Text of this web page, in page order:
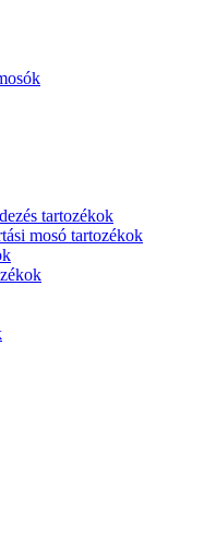
tartozékok
mosó tartozékok